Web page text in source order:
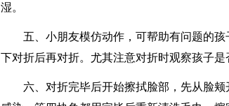
湿。
五、小朋友模仿动作，可帮助有问题的
下对折后再对折。尤其注意对折时观察孩子是
六、对折完毕后开始擦拭脸部，先从脸